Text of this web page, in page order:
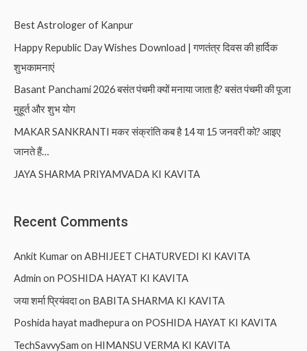
Best Astrologer of Kanpur
Happy Republic Day Wishes Download | गणतंत्र दिवस की हार्दिक
शुभकामनाएं
Basant Panchami 2026 बसंत पंचमी क्यों मनाया जाता है? बसंत पंचमी की पूजा
मुहूर्त और शुभ योग
MAKAR SANKRANTI मकर संक्रांति कब है 14 या 15 जनवरी को? आइए
जानते हैं…
JAYA SHARMA PRIYAMVADA KI KAVITA
Recent Comments
Ankit Kumaron ABHIJEET CHATURVEDI KI KAVITA
Admin on POSHIDA HAYAT KI KAVITA
जया शर्मा प्रियंवदाon BABITA SHARMA KI KAVITA
Poshida hayat madhepura on POSHIDA HAYAT KI KAVITA
TechSavvySam on HIMANSU VERMA KI KAVITA